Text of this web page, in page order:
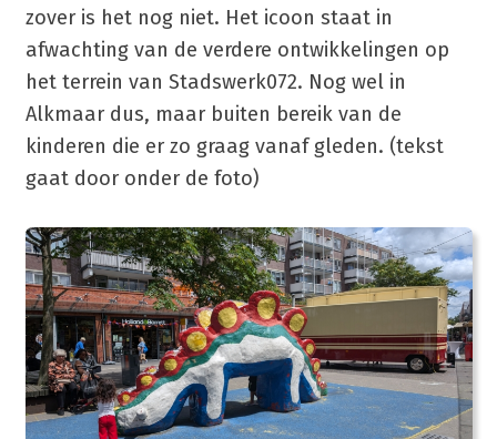
zover is het nog niet. Het icoon staat in
afwachting van de verdere ontwikkelingen op
het terrein van Stadswerk072. Nog wel in
Alkmaar dus, maar buiten bereik van de
kinderen die er zo graag vanaf gleden. (tekst
gaat door onder de foto)